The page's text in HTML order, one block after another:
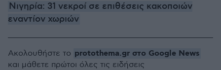
Νιγηρία: 31 νεκροί σε επιθέσεις κακοποιών
εναντίον χωριών
Ακολουθήστε το protothema.gr στο Google News
και μάθετε πρώτοι όλες τις ειδήσεις